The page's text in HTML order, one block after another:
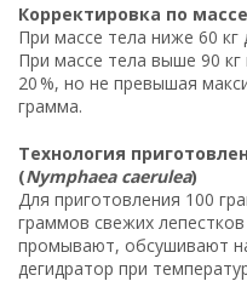
Корректировка по
При массе тела ниже 60 кг
При массе тела выше 90
20 %, но не превышая
грамма.
Технология
(Nymphaea caerulea)
Для приготовления 100
граммов свежих лепестков
промывают, обсушивают
дегидратор при